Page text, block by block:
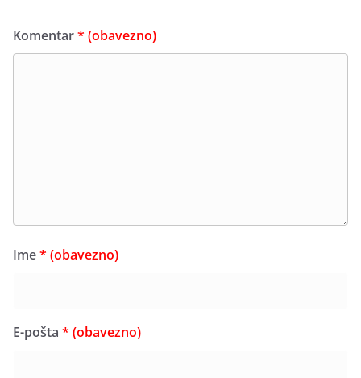
Komentar* (obavezno)
Ime* (obavezno)
E-pošta * (obavezno)